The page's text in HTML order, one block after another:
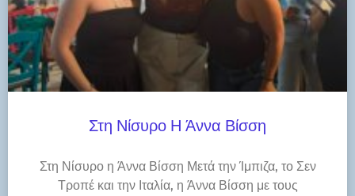
Στη Νίσυρο Η Άννα Βίσση
Στη Νίσυρο η Άννα Βίσση Μετά την Ίμπιζα, το Σεν
Τροπέ και την Ιταλία, η Άννα Βίσση με τους